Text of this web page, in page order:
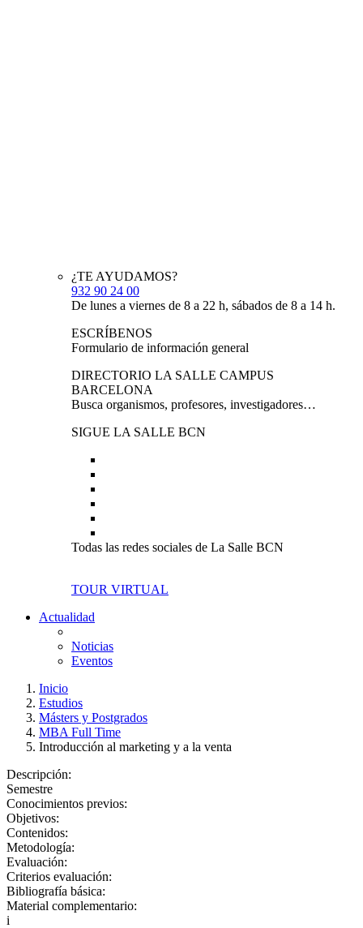
¿TE AYUDAMOS?
932 90 24 00
De lunes a viernes de 8 a 22 h, sábados de 8 a 14 h.
ESCRÍBENOS
Formulario de información general
DIRECTORIO LA SALLE CAMPUS
BARCELONA
Busca organismos, profesores, investigadores…
SIGUE LA SALLE BCN
Todas las redes sociales de La Salle BCN
TOUR VIRTUAL
Actualidad
Noticias
Eventos
Inicio
Estudios
Másters y Postgrados
MBA Full Time
Introducción al marketing y a la venta
Descripción:
Semestre
Conocimientos previos:
Objetivos:
Contenidos:
Metodología:
Evaluación:
Criterios evaluación:
Bibliografía básica:
Material complementario:
i